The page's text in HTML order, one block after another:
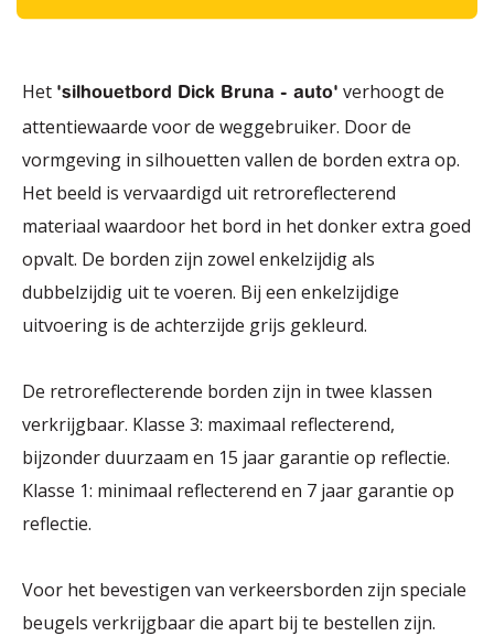
Het 'silhouetbord Dick Bruna - auto' verhoogt de
attentiewaarde voor de weggebruiker. Door de
vormgeving in silhouetten vallen de borden extra op.
Het beeld is vervaardigd uit retroreflecterend
materiaal waardoor het bord in het donker extra goed
opvalt. De borden zijn zowel enkelzijdig als
dubbelzijdig uit te voeren. Bij een enkelzijdige
uitvoering is de achterzijde grijs gekleurd.
De retroreflecterende borden zijn in twee klassen
verkrijgbaar. Klasse 3: maximaal reflecterend,
bijzonder duurzaam en 15 jaar garantie op reflectie.
Klasse 1: minimaal reflecterend en 7 jaar garantie op
reflectie.
Voor het bevestigen van verkeersborden zijn speciale
beugels verkrijgbaar die apart bij te bestellen zijn.